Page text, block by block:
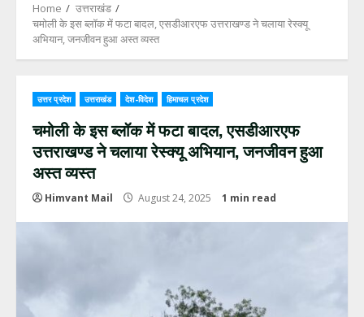
Home
उत्तराखंड
चमोली के इस ब्लॉक में फटा बादल, एसडीआरएफ उत्तराखण्ड ने चलाया रेस्क्यू
अभियान, जनजीवन हुआ अस्त व्यस्त
उत्तर प्रदेश उत्तराखंड देश-विदेश हिमाचल प्रदेश
चमोली के इस ब्लॉक में फटा बादल, एसडीआरएफ
उत्तराखण्ड ने चलाया रेस्क्यू अभियान, जनजीवन हुआ
अस्त व्यस्त
Himvant Mail August 24, 2025 1 min read